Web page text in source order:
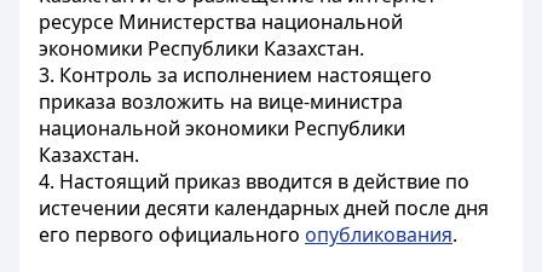
ресурсе Министерства национальной
экономики Республики Казахстан.
3. Контроль за исполнением настоящего
приказа возложить на вице-министра
национальной экономики Республики
Казахстан.
4. Настоящий приказ вводится в действие по
истечении десяти календарных дней после дня
его первого официального опубликования.